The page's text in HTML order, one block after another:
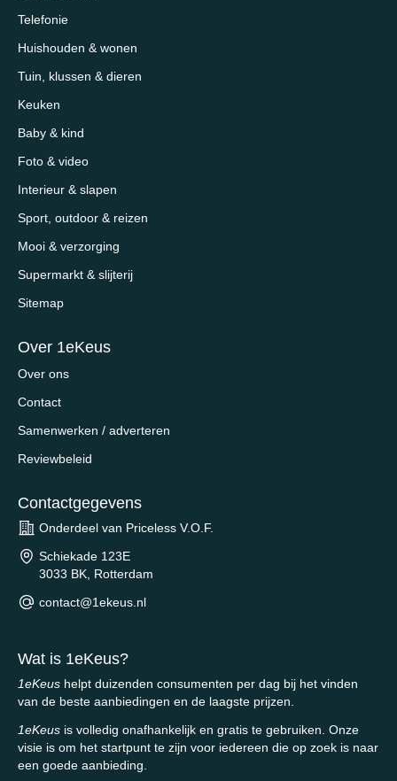
Telefonie
Huishouden & wonen
Tuin, klussen & dieren
Keuken
Baby & kind
Foto & video
Interieur & slapen
Sport, outdoor & reizen
Mooi & verzorging
Supermarkt & slijterij
Sitemap
Over 1eKeus
Over ons
Contact
Samenwerken / adverteren
Reviewbeleid
Contactgegevens
Onderdeel van Priceless V.O.F.
Schiekade 123E
3033 BK, Rotterdam
contact@1ekeus.nl
Wat is 1eKeus?
1eKeus helpt duizenden consumenten per dag bij het vinden
van de beste aanbiedingen en de laagste prijzen.
1eKeus is volledig onafhankelijk en gratis te gebruiken. Onze
visie is om het startpunt te zijn voor iedereen die op zoek is naar
een goede aanbieding.